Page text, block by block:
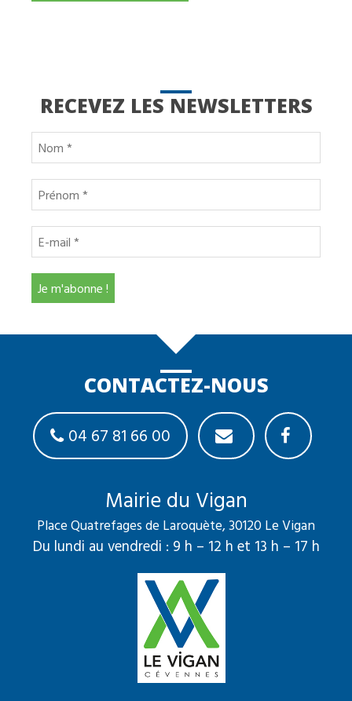
RECEVEZ LES NEWSLETTERS
CONTACTEZ-NOUS
04 67 81 66 00
Mairie du Vigan
Place Quatrefages de Laroquète, 30120 Le Vigan
Du lundi au vendredi : 9 h – 12 h et 13 h – 17 h